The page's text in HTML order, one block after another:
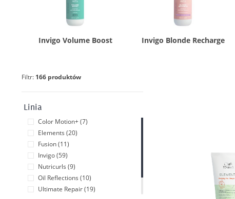
Invigo Volume Boost Invigo Blonde Recharge
Filtr: 166 produktów
Linia
Color Motion+ (7)
Elements (20)
Fusion (11)
Invigo (59)
Nutricurls (9)
Oil Reflections (10)
Ultimate Repair (19)